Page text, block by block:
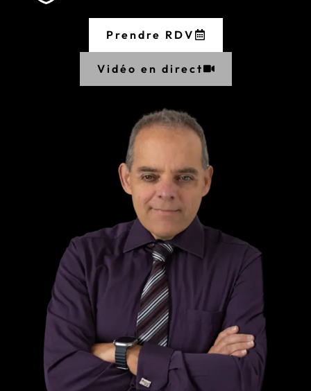
Prendre RDV
Vidéo en direct